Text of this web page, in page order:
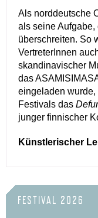
Als norddeutsche
als seine
überschreiten. So
VertreterInnen
skandinavischer
das
eingeladen
Festivals das
junger finnischer
Künstlerischer
FESTIVAL 2026